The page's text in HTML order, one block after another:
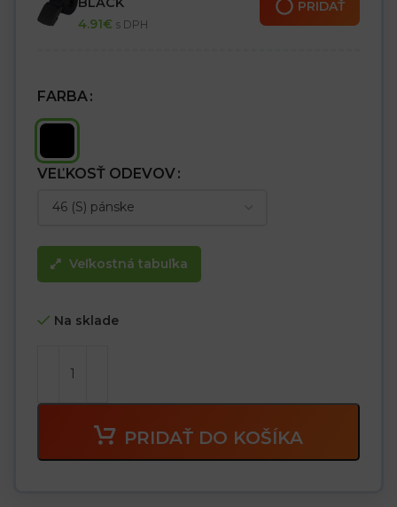
– Vrecká na kolenné chrániče
– Reflexné prvky pod kolenami
4.91€ s DPH
PRIDAŤ
FARBA
VEĽKOSŤ ODEVOV
Veľkostná tabuľka
Na sklade
PRIDAŤ DO KOŠÍKA